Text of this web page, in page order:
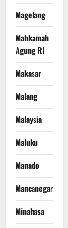
Magelang
Mahkamah
Agung RI
Makasar
Malang
Malaysia
Maluku
Manado
Mancanegara
Minahasa